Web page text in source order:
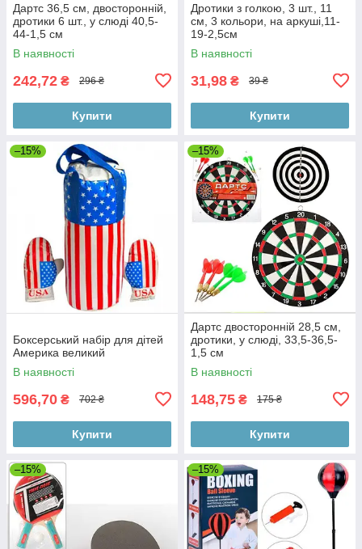
Дартс 36,5 см, двосторонній,
дротики 6 шт., у слюді 40,5-
44-1,5 см
В наявності
242,72 ₴ 296 ₴
Купити
Дротики з голкою, 3 шт., 11
см, 3 кольори, на аркуші,11-
19-2,5см
В наявності
31,98 ₴ 39 ₴
Купити
–15%
Боксерський набір для дітей
Америка великий
В наявності
596,70 ₴ 702 ₴
Купити
–15%
Дартс двосторонній 28,5 см,
дротики, у слюді, 33,5-36,5-
1,5 см
В наявності
148,75 ₴ 175 ₴
Купити
–15% –15%